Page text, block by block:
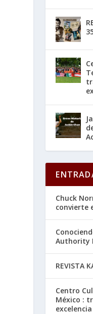
Chuck
convierte
Authority
REVISTA
Centro
México :